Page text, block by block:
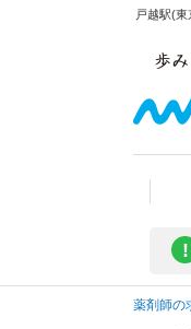
戸越駅(
!
薬剤師の